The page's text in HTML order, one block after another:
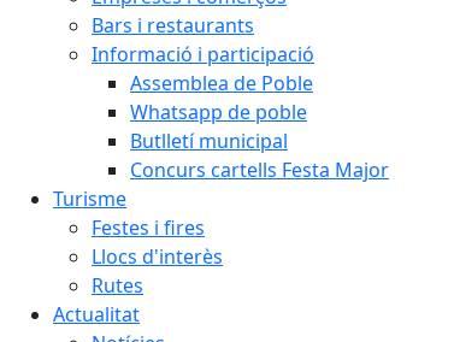
Bars i restaurants
Informació i participació
Assemblea de Poble
Whatsapp de poble
Butlletí municipal
Concurs cartells Festa Major
Turisme
Festes i fires
Llocs d'interès
Rutes
Actualitat